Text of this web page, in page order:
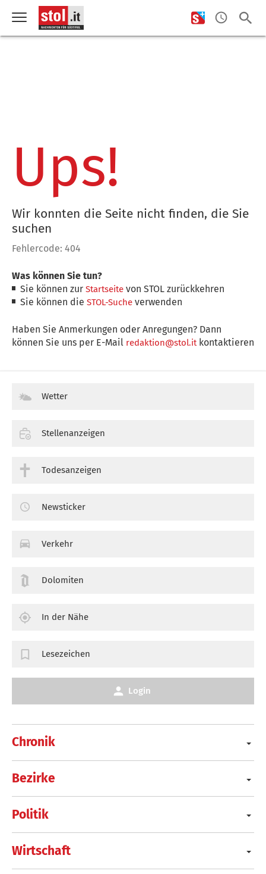
Ups!
Wir konnten die Seite nicht finden, die Sie
suchen
Fehlercode: 404
Was können Sie tun?
Sie können zurStartseite von STOL zurückkehren
Sie können dieSTOL-Suche verwenden
Haben Sie Anmerkungen oder Anregungen? Dann
können Sie uns per E-Mail redaktion@stol.itkontaktieren
Chronik
Bezirke
Politik
Wirtschaft
Wetter
Stellenanzeigen
Todesanzeigen
Newsticker
Verkehr
Dolomiten
In der Nähe
Lesezeichen
Login